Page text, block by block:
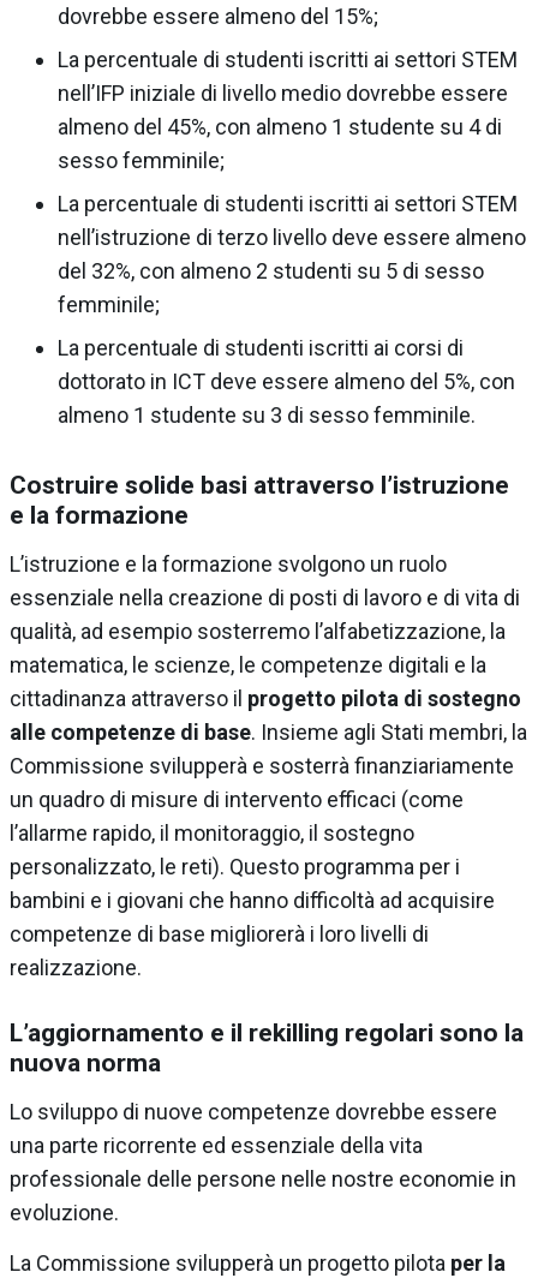
dovrebbe essere almeno del 15%;
La percentuale di studenti iscritti ai settori STEM
nell’IFP iniziale di livello medio dovrebbe essere
almeno del 45%, con almeno 1 studente su 4 di
sesso femminile;
La percentuale di studenti iscritti ai settori STEM
nell’istruzione di terzo livello deve essere almeno
del 32%, con almeno 2 studenti su 5 di sesso
femminile;
La percentuale di studenti iscritti ai corsi di
dottorato in ICT deve essere almeno del 5%, con
almeno 1 studente su 3 di sesso femminile.
Costruire solide basi attraverso l’istruzione
e la formazione
L’istruzione e la formazione svolgono un ruolo
essenziale nella creazione di posti di lavoro e di vita di
qualità, ad esempio sosterremo l’alfabetizzazione, la
matematica, le scienze, le competenze digitali e la
cittadinanza attraverso il progetto pilota di sostegno
alle competenze di base. Insieme agli Stati membri, la
Commissione svilupperà e sosterrà finanziariamente
un quadro di misure di intervento efficaci (come
l’allarme rapido, il monitoraggio, il sostegno
personalizzato, le reti). Questo programma per i
bambini e i giovani che hanno difficoltà ad acquisire
competenze di base migliorerà i loro livelli di
realizzazione.
L’aggiornamento e il rekilling regolari sono la
nuova norma
Lo sviluppo di nuove competenze dovrebbe essere
una parte ricorrente ed essenziale della vita
professionale delle persone nelle nostre economie in
evoluzione.
La Commissione svilupperà un progetto pilota per la